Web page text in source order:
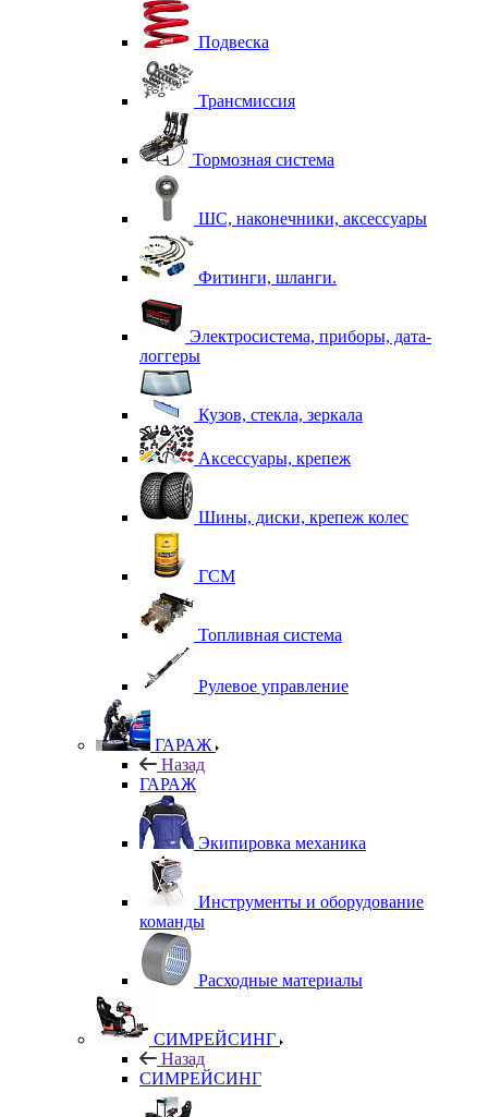
Подвеска
Трансмиссия
Тормозная система
ШС, наконечники, аксессуары
Фитинги, шланги.
Электросистема, приборы, дата-
логгеры
Кузов, стекла, зеркала
Аксессуары, крепеж
Шины, диски, крепеж колес
ГСМ
Топливная система
Рулевое управление
ГАРАЖ
Назад
ГАРАЖ
Экипировка механика
Инструменты и оборудование
команды
Расходные материалы
СИМРЕЙСИНГ
Назад
СИМРЕЙСИНГ